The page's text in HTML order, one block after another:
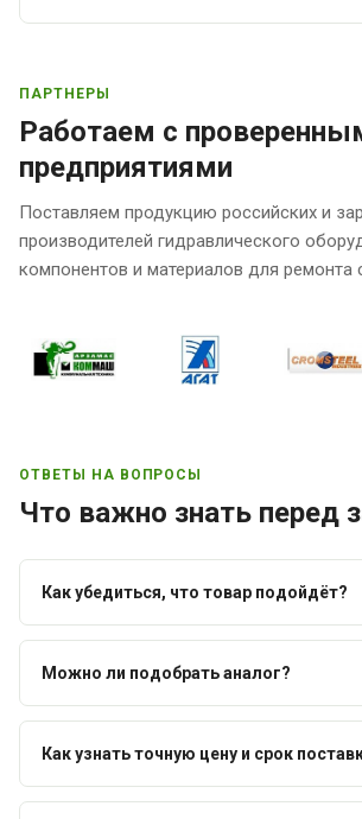
ПАРТНЕРЫ
Работаем с
предприятиями
Поставляем продукцию российских и
производителей гидравлического
компонентов и материалов для ремонта
ОТВЕТЫ НА ВОПРОСЫ
Что важно знать перед
Как убедиться, что товар подойдёт?
Можно ли подобрать аналог?
Как узнать точную цену и срок